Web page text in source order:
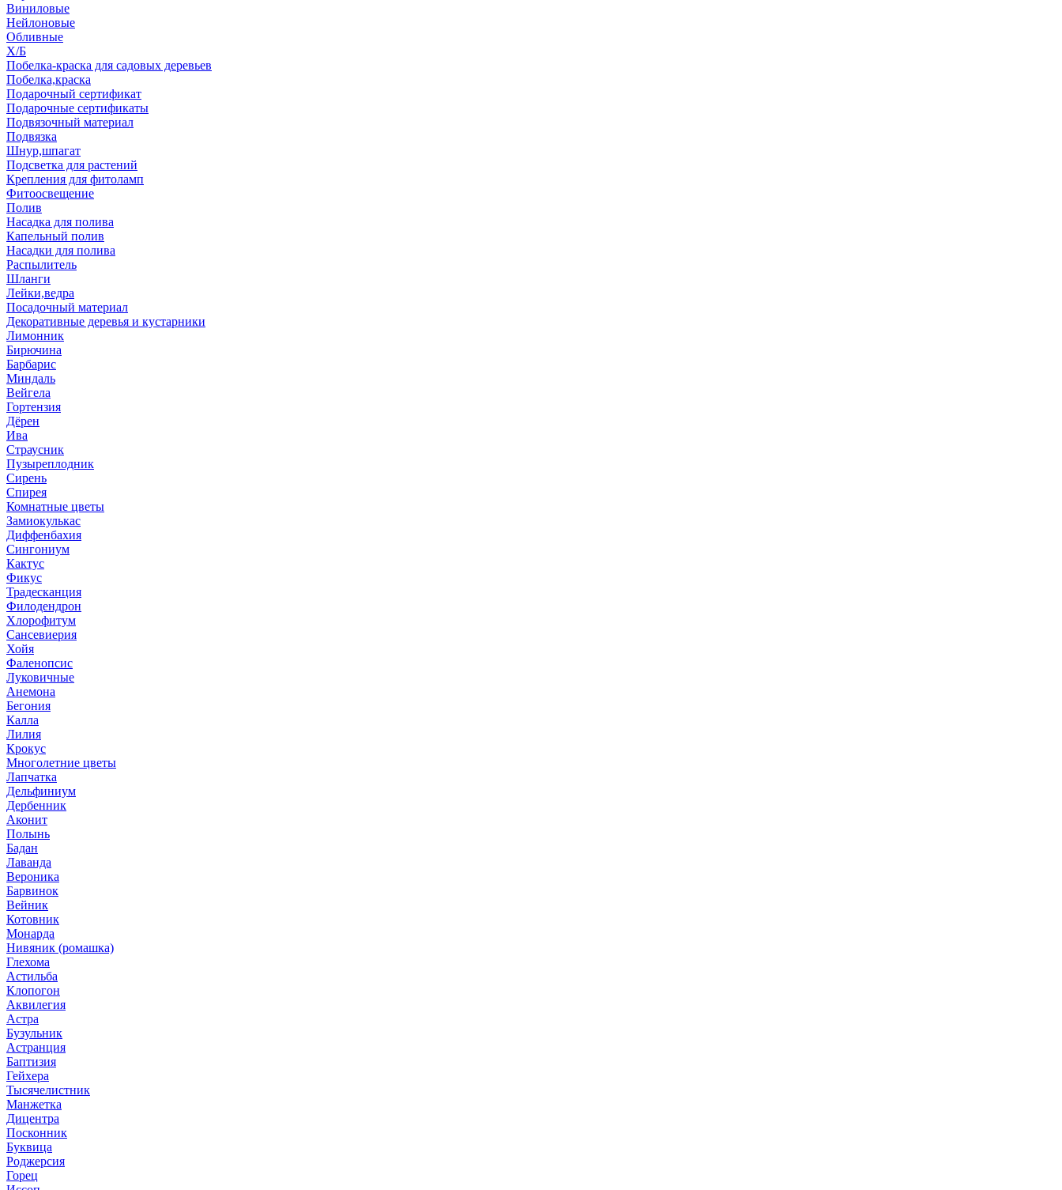
Виниловые
Нейлоновые
Обливные
Х/Б
Побелка-краска для садовых деревьев
Побелка,краска
Подарочный сертификат
Подарочные сертификаты
Подвязочный материал
Подвязка
Шнур,шпагат
Подсветка для растений
Крепления для фитоламп
Фитоосвещение
Полив
Насадка для полива
Капельный полив
Насадки для полива
Распылитель
Шланги
Лейки,ведра
Посадочный материал
Декоративные деревья и кустарники
Лимонник
Бирючина
Барбарис
Миндаль
Вейгела
Гортензия
Дёрен
Ива
Страусник
Пузыреплодник
Сирень
Спирея
Комнатные цветы
Замиокулькас
Диффенбахия
Сингониум
Кактус
Фикус
Традесканция
Филодендрон
Хлорофитум
Сансевиерия
Хойя
Фаленопсис
Луковичные
Анемона
Бегония
Калла
Лилия
Крокус
Многолетние цветы
Лапчатка
Дельфиниум
Дербенник
Аконит
Полынь
Бадан
Лаванда
Вероника
Барвинок
Вейник
Котовник
Монарда
Нивяник (ромашка)
Глехома
Астильба
Клопогон
Аквилегия
Астра
Бузульник
Астранция
Баптизия
Гейхера
Тысячелистник
Манжетка
Дицентра
Посконник
Буквица
Роджерсия
Горец